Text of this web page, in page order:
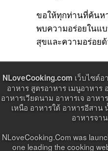
ขอให้ทุกท่านที่ค้นห
พบความอร่อยในแ
สุขและความอร่อย
NLoveCooking.com เว็บไซต์อ
อาหาร สูตรอาหาร เมนูอาหา
อาหารเวียดนาม อาหารเจ อาห
เหนือ อาหารใต้ อาหารอีสาน
อาหารจา
NLoveCooking.Com was
one leading the cooking